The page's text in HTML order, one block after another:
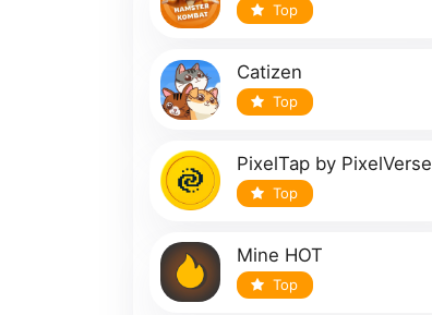
Top
Catizen
Top
PixelTap by PixelVerse
Top
Mine HOT
Top